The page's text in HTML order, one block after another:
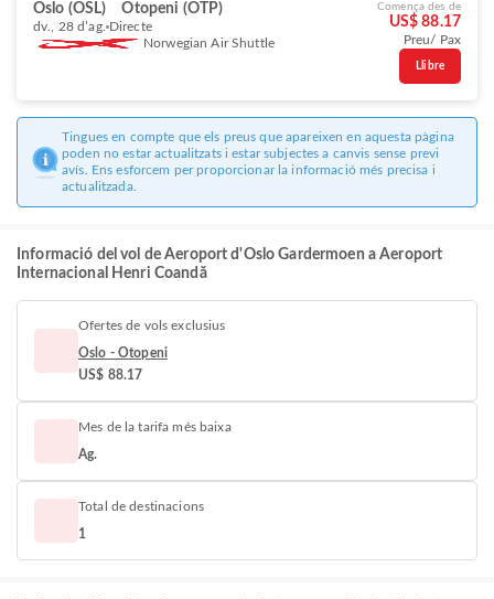
Oslo (OSL) Otopeni (OTP)
dv., 28 d’ag. Directe
Norwegian Air Shuttle
Comença des de
US$ 88.17
Preu/ Pax
Llibre
Tingues en compte que els preus que apareixen en aquesta pàgina
poden no estar actualitzats i estar subjectes a canvis sense previ
avís. Ens esforcem per proporcionar la informació més precisa i
actualitzada.
Informació del vol de Aeroport d'Oslo Gardermoen a Aeroport
Internacional Henri Coandă
Ofertes de vols exclusius
Oslo - Otopeni
US$ 88.17
Mes de la tarifa més baixa
Ag.
Total de destinacions
1